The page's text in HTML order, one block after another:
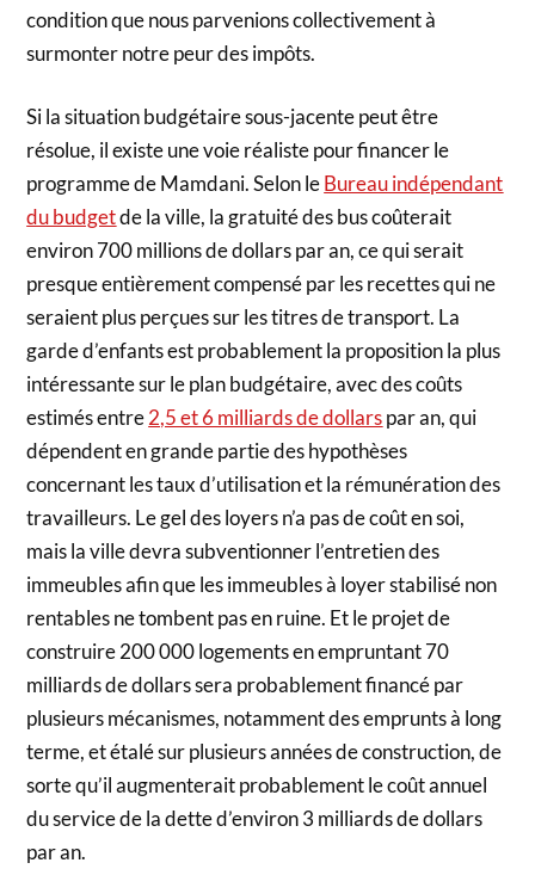
condition que nous parvenions collectivement à
surmonter notre peur des impôts.
Si la situation budgétaire sous-jacente peut être
résolue, il existe une voie réaliste pour financer le
programme de Mamdani. Selon leBureau indépendant
du budgetde la ville, la gratuité des bus coûterait
environ 700 millions de dollars par an, ce qui serait
presque entièrement compensé par les recettes qui ne
seraient plus perçues sur les titres de transport. La
garde d’enfants est probablement la proposition la plus
intéressante sur le plan budgétaire, avec des coûts
estimés entre2,5 et 6 milliards de dollarspar an, qui
dépendent en grande partie des hypothèses
concernant les taux d’utilisation et la rémunération des
travailleurs. Le gel des loyers n’a pas de coût en soi,
mais la ville devra subventionner l’entretien des
immeubles afin que les immeubles à loyer stabilisé non
rentables ne tombent pas en ruine. Et le projet de
construire 200 000 logements en empruntant 70
milliards de dollars sera probablement financé par
plusieurs mécanismes, notamment des emprunts à long
terme, et étalé sur plusieurs années de construction, de
sorte qu’il augmenterait probablement le coût annuel
du service de la dette d’environ 3 milliards de dollars
par an.